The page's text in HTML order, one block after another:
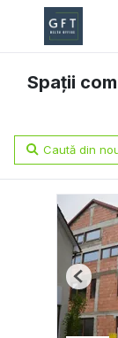
Spații
Caută din
Previous